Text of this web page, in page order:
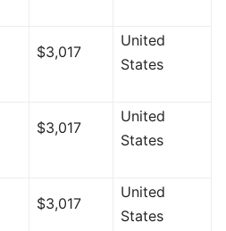
$3,017
United
States
$3,017
United
States
$3,017
United
States